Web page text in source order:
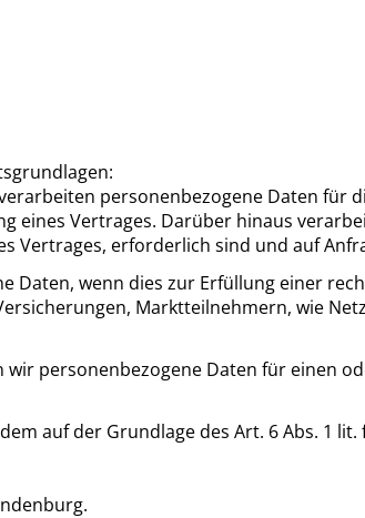
personenbezogene Daten für
eines Vertrages. Darüber hinaus
Vertrages, erforderlich sind und auf
Daten, wenn dies zur Erfüllung einer
Marktteilnehmern, wie
wir personenbezogene Daten für einen
auf der Grundlage des Art. 6 Abs. 1 lit. f